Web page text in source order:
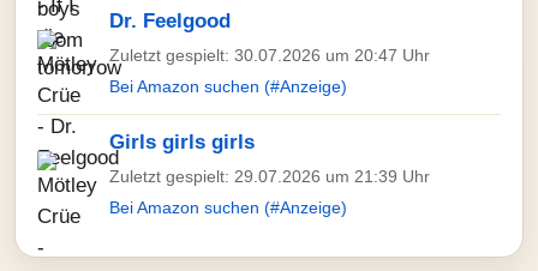
Dr. Feelgood
Zuletzt gespielt: 30.07.2026 um 20:47 Uhr
Bei Amazon suchen (#Anzeige)
Girls girls girls
Zuletzt gespielt: 29.07.2026 um 21:39 Uhr
Bei Amazon suchen (#Anzeige)